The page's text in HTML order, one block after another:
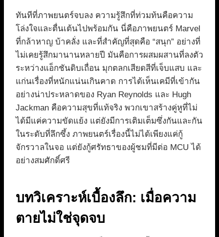
ทันทีที่ภาพยนตร์จบลง ความรู้สึกที่ท่วมท้นคือความ
โล่งใจและตื่นเต้นไปพร้อมกัน นี่คือภาพยนตร์ Marvel
ที่กล้าหาญ บ้าคลั่ง และที่สำคัญที่สุดคือ “สนุก” อย่างที่
ไม่เคยรู้สึกมานานหลายปี มันคือการผสมผสานที่ลงตัว
ระหว่างแอ็กชันดิบเถื่อน มุกตลกเสียดสีที่เจ็บแสบ และ
แก่นเรื่องที่หนักแน่นเกินคาด การได้เห็นเคมีที่เข้ากัน
อย่างน่าประหลาดของ Ryan Reynolds และ Hugh
Jackman คือความสุขที่แท้จริง พวกเขาสร้างคู่หูที่ไม่
ได้มีแค่ความขัดแย้ง แต่ยังมีการเติมเต็มซึ่งกันและกัน
ในระดับที่ลึกซึ้ง ภาพยนตร์เรื่องนี้ไม่ได้เพียงแค่กู้
จักรวาลในจอ แต่ยังกู้ศรัทธาของผู้ชมที่มีต่อ MCU ได้
อย่างสมศักดิ์ศรี
บทวิเคราะห์เบื้องลึก: เมื่อความ
ตายไม่ใช่จุดจบ